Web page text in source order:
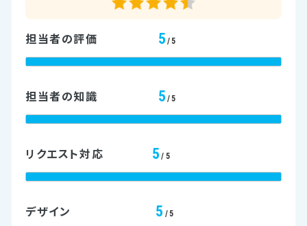
担当者の評価 5 /5
担当者の知識 5 /5
リクエスト対応 5/5
デザイン 5 /5